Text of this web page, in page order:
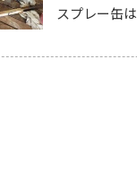
スプレー缶